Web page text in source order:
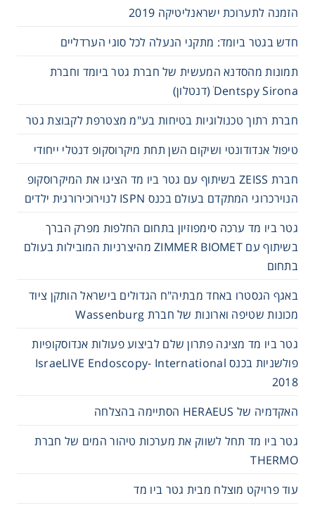
הזמנה לתערוכת ישראנליטיקה 2019
חדש בגטר ביומד: מתקני הנעלה לכל סוגי הערדליים
תמונות מהסדנא המעשית של חברת גטר ביומד וחברת
Dentspy Sirona ׁ(דנטלון)
חברת רתוך טכנולוגיות בטיחות בע"מ מצטרפת לקבוצת גטר
טיפול אנדודונטי ושיקום השן תחת מיקרוסקופ דנטלי ייחודי
חברת ZEISS בשיתוף עם גטר ביו מד הציגו את המיקרוסקופ
הנוירכרוגי המתקדם בעולם בכנס ISPN לנוירוכירורגית ילדים
גטר ביו מד ערכה סימפוזיון בתחום החלפות מפרק הברך
בשיתוף עם ZIMMER BIOMET מהיצרניות המובילות בעולם
בתחום
באגף הגסטרו באחד מבתיה"ח הגדולים בישראל הותקן ציוד
מכונות שטיפה וארונות של חברת Wassenburg
גטר ביו מד מציגה פתרון שלם לביצוע פעולות אנדוסקופיות
פולשניות בכנס IsraeLIVE Endoscopy- International
2018
האקדמיה של HERAEUS הסתיימה בהצלחה
גטר ביו מד תחל לשווק את מערכות טיהור המים של חברת
THERMO
עוד פרויקט מוצלח מבית גטר ביו מד